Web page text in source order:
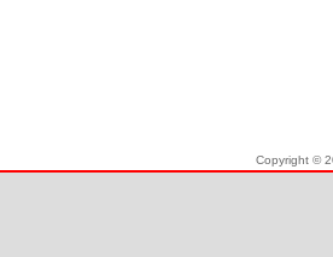
Copyright ©